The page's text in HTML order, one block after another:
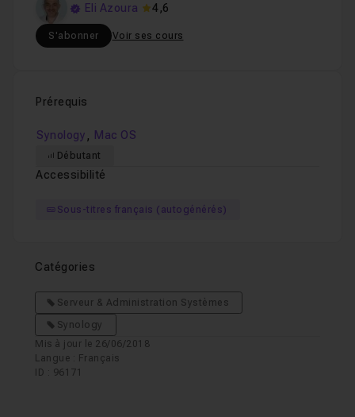
Eli Azoura 4,6
S'abonner Voir ses cours
Prérequis
Synology , Mac OS
Débutant
Accessibilité
Sous-titres français (autogénérés)
Catégories
Serveur & Administration Systèmes
Synology
Mis à jour le 26/06/2018
Langue : Français
ID : 96171